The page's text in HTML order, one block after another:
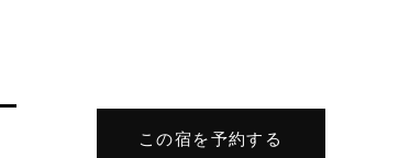
この宿を予約する